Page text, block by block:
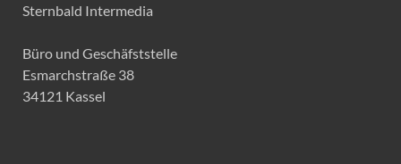
Sternbald Intermedia
Büro und Geschäfststelle
Esmarchstraße 38
34121 Kassel